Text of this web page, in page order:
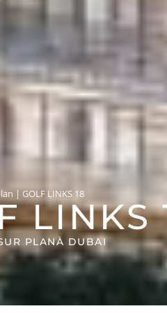
| GOLF LINKS 18
LINKS
PLANÀ DUBAI